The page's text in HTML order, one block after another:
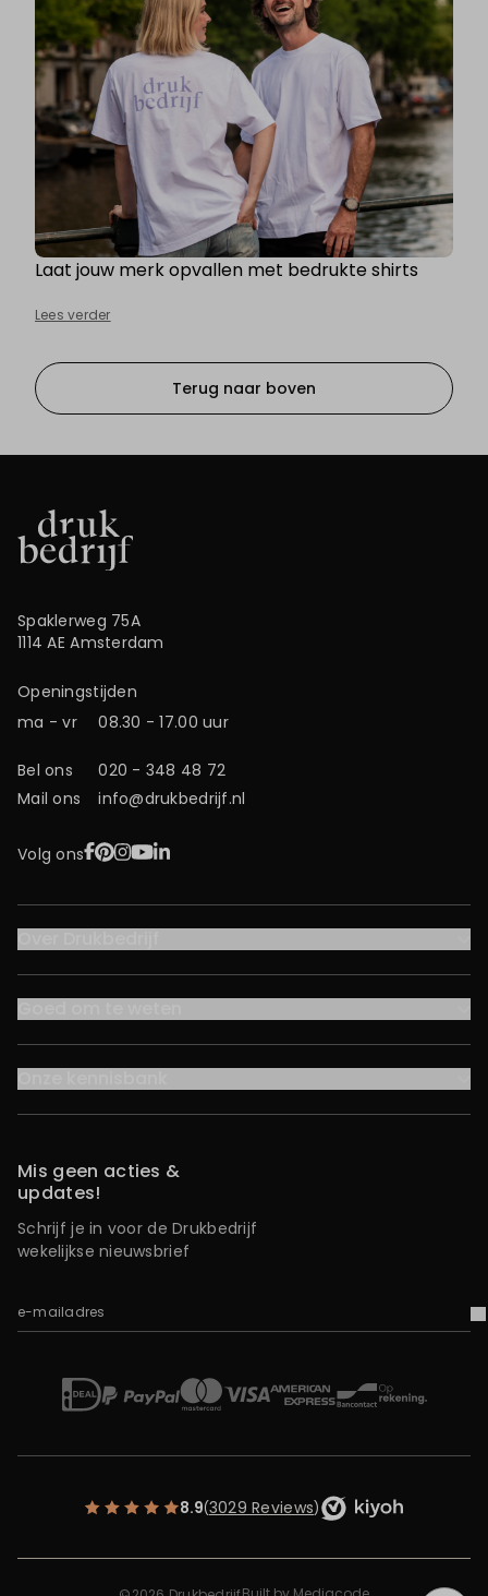
Laat jouw merk opvallen met bedrukte shirts
Lees verder
Terug naar boven
Spaklerweg 75A
1114 AE Amsterdam
Openingstijden
ma - vr
08.30 - 17.00 uur
Bel ons
020 - 348 48 72
Mail ons
info@drukbedrijf.nl
Volg onsFacebook
Pinterest
Instagram
YouTube
LinkedIn
Mis geen acties &
updates!
Schrijf je in voor de Drukbedrijf
wekelijkse nieuwsbrief
e-mailadres
iDEALPaypal Mastercard
Visa American Express
BancontactOp rekening
8.9(3029 Reviews)